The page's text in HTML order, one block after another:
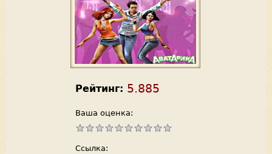
Рейтинг: 5.885
Ваша оценка:
Ссылка: